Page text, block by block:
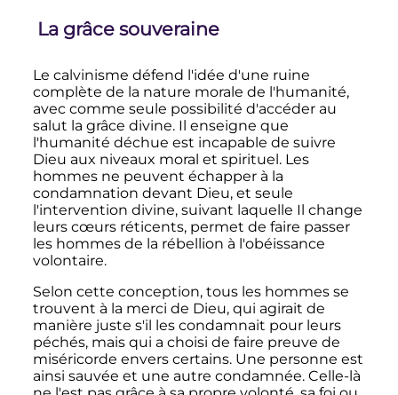
La grâce souveraine
Le calvinisme défend l'idée d'une ruine
complète de la nature morale de l'humanité,
avec comme seule possibilité d'accéder au
salut la grâce divine. Il enseigne que
l'humanité déchue est incapable de suivre
Dieu aux niveaux moral et spirituel. Les
hommes ne peuvent échapper à la
condamnation devant Dieu, et seule
l'intervention divine, suivant laquelle Il change
leurs cœurs réticents, permet de faire passer
les hommes de la rébellion à l'obéissance
volontaire.
Selon cette conception, tous les hommes se
trouvent à la merci de Dieu, qui agirait de
manière juste s'il les condamnait pour leurs
péchés, mais qui a choisi de faire preuve de
miséricorde envers certains. Une personne est
ainsi sauvée et une autre condamnée. Celle-là